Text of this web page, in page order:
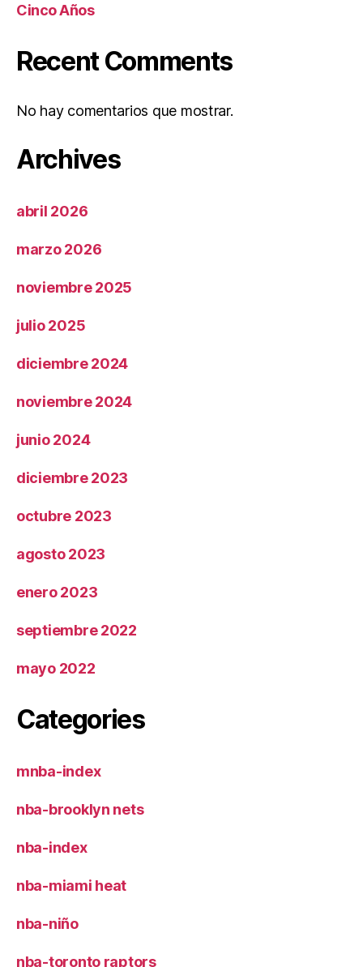
Cinco Años
Recent Comments
No hay comentarios que mostrar.
Archives
abril 2026
marzo 2026
noviembre 2025
julio 2025
diciembre 2024
noviembre 2024
junio 2024
diciembre 2023
octubre 2023
agosto 2023
enero 2023
septiembre 2022
mayo 2022
Categories
mnba-index
nba-brooklyn nets
nba-index
nba-miami heat
nba-niño
nba-toronto raptors